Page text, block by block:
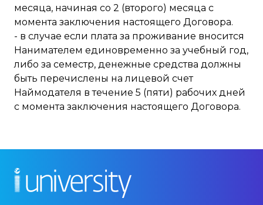
месяца, начиная со 2 (второго) месяца с
момента заключения настоящего Договора.
- в случае если плата за проживание вносится
Нанимателем единовременно за учебный год,
либо за семестр, денежные средства должны
быть перечислены на лицевой счет
Наймодателя в течение 5 (пяти) рабочих дней
с момента заключения настоящего Договора.